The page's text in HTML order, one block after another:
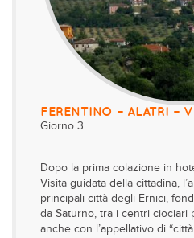
FERENTINO – ALATRI –
Giorno 3
Dopo la prima colazione in
Visita guidata della cittadina,
principali città degli Ernici,
da Saturno, tra i centri ciociari
anche con l’appellativo di